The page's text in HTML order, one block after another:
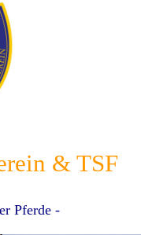
& TSF
Pferde -